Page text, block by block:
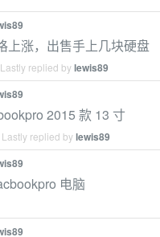
上涨，出售手上几块硬盘
replied bylewis89
2015 款 13 寸
replied bylewis89
电脑